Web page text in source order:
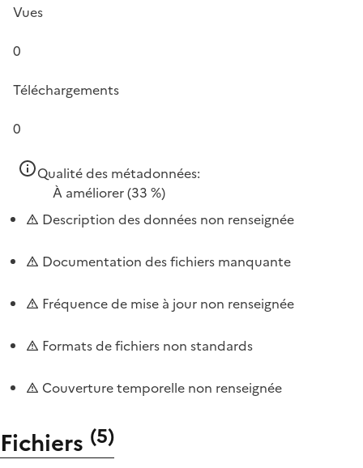
Vues
0
Téléchargements
0
Qualité des métadonnées:
À améliorer(33 %)
Description des données non renseignée
Documentation des fichiers manquante
Fréquence de mise à jour non renseignée
Formats de fichiers non standards
Couverture temporelle non renseignée
Fichiers (5)